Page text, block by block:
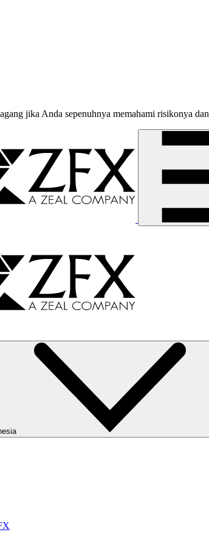
jika Anda sepenuhnya memahami risikonya dan